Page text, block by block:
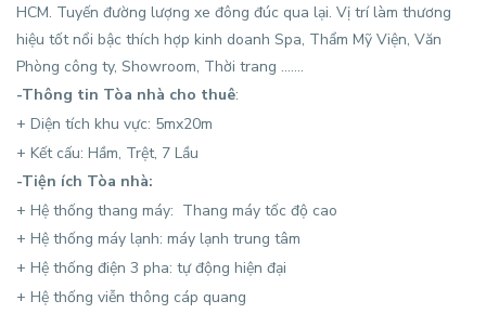
HCM. Tuyến đường lượng xe đông đúc qua lại. Vị trí làm thương
hiệu tốt nổi bậc thích hợp kinh doanh Spa, Thẩm Mỹ Viện, Văn
Phòng công ty, Showroom, Thời trang …….
-Thông tin Tòa nhà cho thuê:
+ Diện tích khu vực: 5mx20m
+ Kết cấu: Hầm, Trệt, 7 Lầu
-Tiện ích Tòa nhà:
+ Hệ thống thang máy: Thang máy tốc độ cao
+ Hệ thống máy lạnh: máy lạnh trung tâm
+ Hệ thống điện 3 pha: tự động hiện đại
+ Hệ thống viễn thông cáp quang